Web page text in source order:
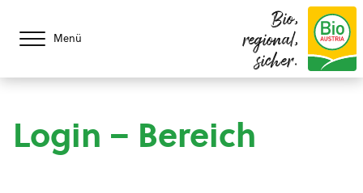
Menü
Bio,
regional,
sicher.
Login – Bereich